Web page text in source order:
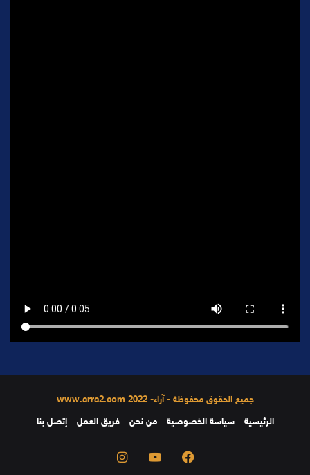
جميع الحقوق محفوظة - آراء- 2022 www.arra2.com
الرئيسية
سياسة الخصوصية من نحن فريق العمل إتصل بنا
فيسبوك يوتيوب